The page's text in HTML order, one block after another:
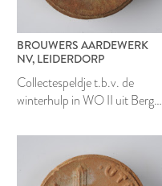
BROUWERS AARDEWERK
NV, LEIDERDORP
Collectespeldje t.b.v. de
winterhulp in WO II uit Bergen